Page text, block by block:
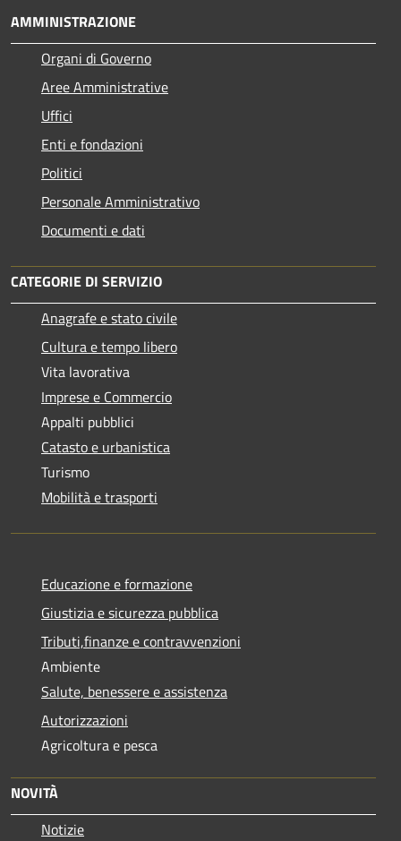
AMMINISTRAZIONE
Organi di Governo
Aree Amministrative
Uffici
Enti e fondazioni
Politici
Personale Amministrativo
Documenti e dati
CATEGORIE DI SERVIZIO
Anagrafe e stato civile
Cultura e tempo libero
Vita lavorativa
Imprese e Commercio
Appalti pubblici
Catasto e urbanistica
Turismo
Mobilità e trasporti
Educazione e formazione
Giustizia e sicurezza pubblica
Tributi,finanze e contravvenzioni
Ambiente
Salute, benessere e assistenza
Autorizzazioni
Agricoltura e pesca
NOVITÀ
Notizie